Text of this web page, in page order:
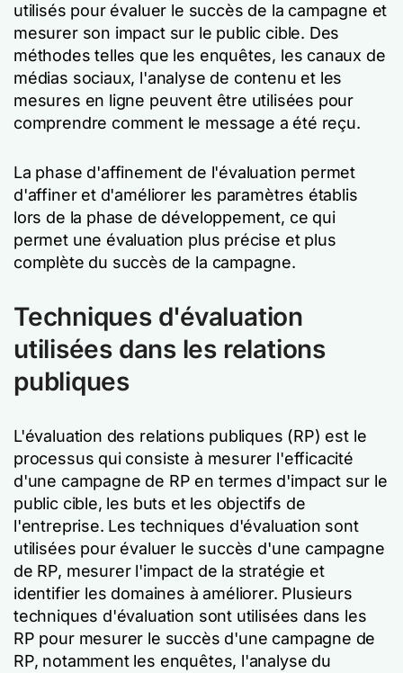
utilisés pour évaluer le succès de la campagne et
mesurer son impact sur le public cible. Des
méthodes telles que les enquêtes, les canaux de
médias sociaux, l'analyse de contenu et les
mesures en ligne peuvent être utilisées pour
comprendre comment le message a été reçu.
La phase d'affinement de l'évaluation permet
d'affiner et d'améliorer les paramètres établis
lors de la phase de développement, ce qui
permet une évaluation plus précise et plus
complète du succès de la campagne.
Techniques d'évaluation
utilisées dans les relations
publiques
L'évaluation des relations publiques (RP) est le
processus qui consiste à mesurer l'efficacité
d'une campagne de RP en termes d'impact sur le
public cible, les buts et les objectifs de
l'entreprise. Les techniques d'évaluation sont
utilisées pour évaluer le succès d'une campagne
de RP, mesurer l'impact de la stratégie et
identifier les domaines à améliorer. Plusieurs
techniques d'évaluation sont utilisées dans les
RP pour mesurer le succès d'une campagne de
RP, notamment les enquêtes, l'analyse du